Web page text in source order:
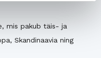
mis pakub täis- ja
Skandinaavia ning